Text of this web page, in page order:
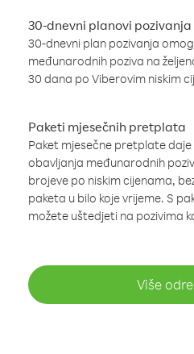
30-dnevni planovi pozivanja
30-dnevni plan pozivanja
međunarodnih poziva na
30 dana po Viberovim niskim
Paketi mjesečnih pretplata
Paket mjesečne pretplate
obavljanja međunarodnih
brojeve po niskim cijenama,
paketa u bilo koje vrijeme. S
možete uštedjeti na pozivima
Više